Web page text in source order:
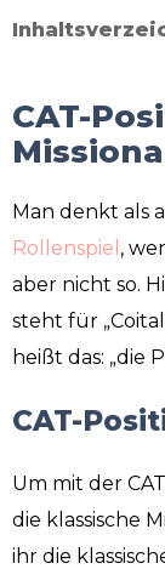
CAT-
Man denkt als
Rollenspiel ,
aber nicht so.
steht für
heißt das: „die
CAT-
Um mit der
die klassische
ihr die